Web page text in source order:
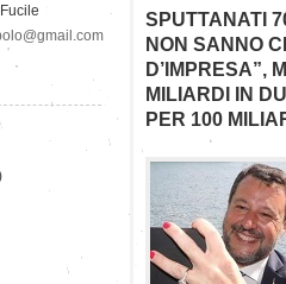
SPUTTANATI
NON SANNO
D’IMPRESA”,
MILIARDI IN
PER 100